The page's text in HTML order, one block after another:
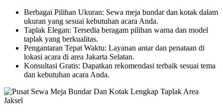
Berbagai Pilihan Ukuran: Sewa meja bundar dan kotak dalam
ukuran yang sesuai kebutuhan acara Anda.
Taplak Elegan: Tersedia beragam pilihan warna dan model
taplak yang berkualitas.
Pengantaran Tepat Waktu: Layanan antar dan penataan di
lokasi acara di area Jakarta Selatan.
Konsultasi Gratis: Dapatkan rekomendasi terbaik sesuai tema
dan kebutuhan acara Anda.